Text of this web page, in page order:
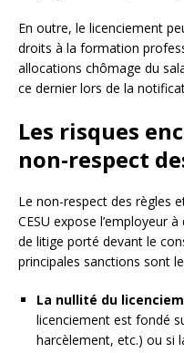
En outre, le licenciement
droits à la formation
allocations chômage du
ce dernier lors de la
Les risques
non-respect
Le non-respect des règles
CESU expose l’employeur
de litige porté devant le
principales sanctions sont
La nullité du
licenciement est fondé
harcèlement, etc.) ou si